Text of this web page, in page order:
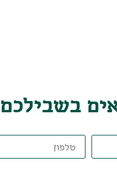
בשבילכם